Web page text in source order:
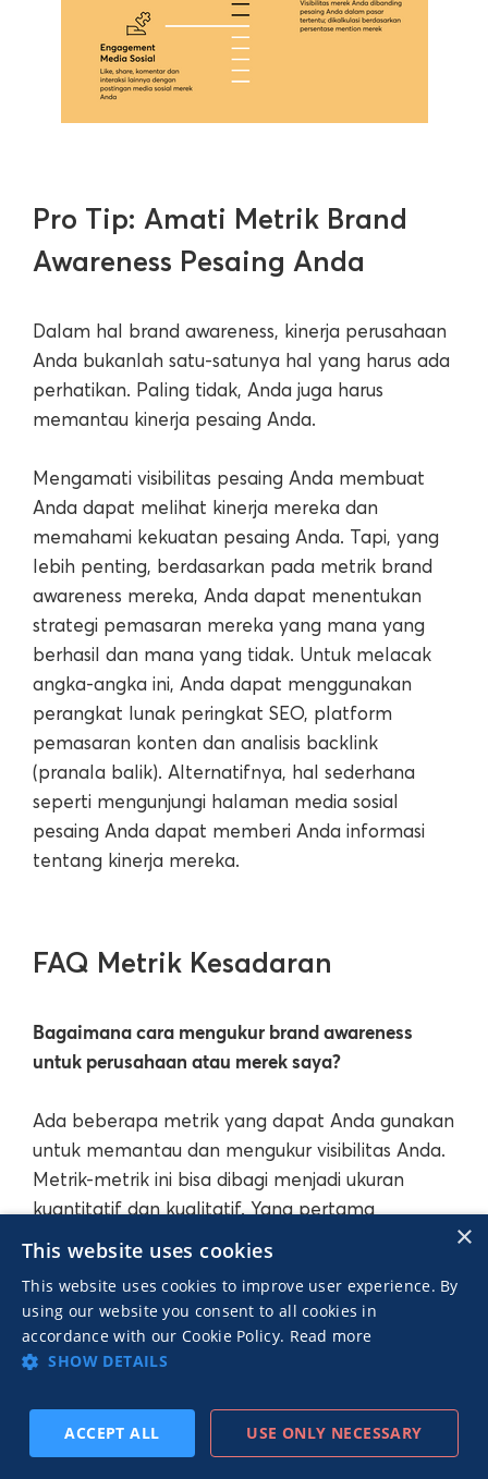
Pro Tip: Amati Metrik Brand
Awareness Pesaing Anda
Dalam hal brand awareness, kinerja perusahaan
Anda bukanlah satu-satunya hal yang harus ada
perhatikan. Paling tidak, Anda juga harus
memantau kinerja pesaing Anda.
Mengamati visibilitas pesaing Anda membuat
Anda dapat melihat kinerja mereka dan
memahami kekuatan pesaing Anda. Tapi, yang
lebih penting, berdasarkan pada metrik brand
awareness mereka, Anda dapat menentukan
strategi pemasaran mereka yang mana yang
berhasil dan mana yang tidak. Untuk melacak
angka-angka ini, Anda dapat menggunakan
perangkat lunak peringkat SEO, platform
pemasaran konten dan analisis backlink
(pranala balik). Alternatifnya, hal sederhana
seperti mengunjungi halaman media sosial
pesaing Anda dapat memberi Anda informasi
tentang kinerja mereka.
FAQ Metrik Kesadaran
Bagaimana cara mengukur brand awareness
untuk perusahaan atau merek saya?
Ada beberapa metrik yang dapat Anda gunakan
untuk memantau dan mengukur visibilitas Anda.
Metrik-metrik ini bisa dibagi menjadi ukuran
kuantitatif dan kualitatif. Yang pertama
menggunakan data numerik untuk menentukan
engagament online), sedangkan yang terakhir
menggunakan penilaian yang lebih subjektif
(misal, dari mulut ke mulut atau Googling untuk
Apa saja metrik dan indikator kinerja utama
×
This website uses cookies
This website uses cookies to improve user experience. By
using our website you consent to all cookies in
accordance with our Cookie Policy. Read more
SHOW DETAILS
ACCEPT ALL USE ONLY NECESSARY